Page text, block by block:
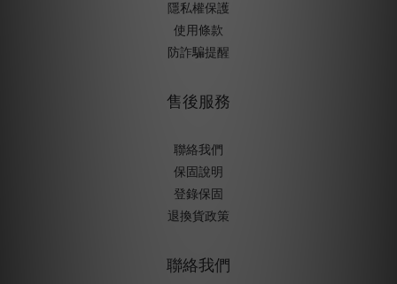
隱私權保護
使用條款
防詐騙提醒
售後服務
聯絡我們
保固說明
登錄保固
退換貨政策
聯絡我們